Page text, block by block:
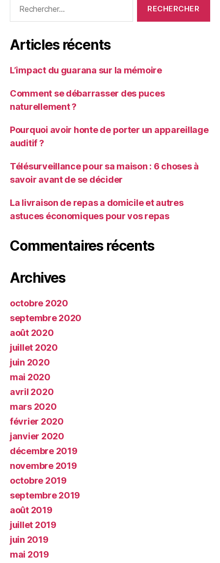
Articles récents
L’impact du guarana sur la mémoire
Comment se débarrasser des puces
naturellement ?
Pourquoi avoir honte de porter un appareillage
auditif ?
Télésurveillance pour sa maison : 6 choses à
savoir avant de se décider
La livraison de repas a domicile et autres
astuces économiques pour vos repas
Commentaires récents
Archives
octobre 2020
septembre 2020
août 2020
juillet 2020
juin 2020
mai 2020
avril 2020
mars 2020
février 2020
janvier 2020
décembre 2019
novembre 2019
octobre 2019
septembre 2019
août 2019
juillet 2019
juin 2019
mai 2019